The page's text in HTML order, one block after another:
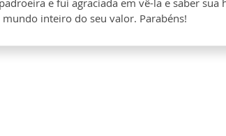
e fui agraciada em vê-la e saber sua
inteiro do seu valor. Parabéns!